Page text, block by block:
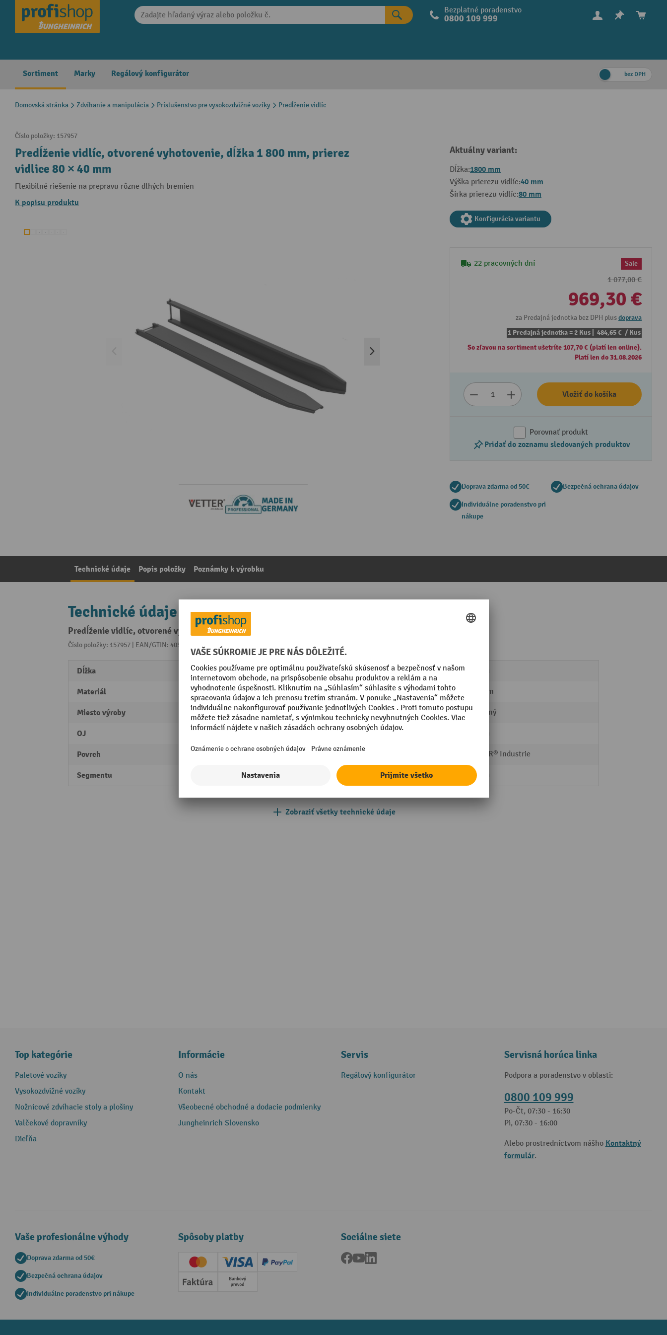
Skip to main navigation Bezplatné poradenstvo
0800 109 999
Sortiment Marky Regálový konfigurátor bez DPH
Domovská stránka Zdvíhanie a manipulácia Príslušenstvo pre vysokozdvižné vozíky Predĺženie vidlíc
Číslo položky: 157957
Predĺženie vidlíc, otvorené vyhotovenie, dĺžka 1 800 mm, prierez
vidlice 80 × 40 mm
Flexibilné riešenie na prepravu rôzne dlhých bremien
K popisu produktu
Aktuálny variant:
Dĺžka:1800 mm
Výška prierezu vidlíc:40 mm
Šírka prierezu vidlíc:80 mm
Konfigurácia variantu
22 pracovných dní Sale
1 077,00 €
969,30 €
za Predajná jednotka bez DPH plusdoprava
1 Predajná jednotka = 2 Kus | 484,65 € / Kus
So zľavou na sortiment ušetríte 107,70 € (platí len online).
Platí len do 31.08.2026
Vložiť do košíka
Porovnať produkt
Pridať do zoznamu sledovaných produktov
Doprava zdarma od 50€ Bezpečná ochrana údajov
Individuálne poradenstvo pri
nákupe
Technické údaje Popis položky Poznámky k výrobku
Technické údaje
Predĺženie vidlíc, otvorené vyhotovenie, dĺžka 1 800 mm, prierez vidlice 80 × 40 mm
Číslo položky: 157957 | EAN/GTIN: 4055531000179 Z kategórie: Predĺženie vidlíc
Dĺžka 1800 mm
Materiál Oceľ
Miesto výroby Made in Germany
OJ 2 Stk
Povrch natretá základnou farbou
Segmentu Professional
Vonkajší rozmer – výška 46 mm
Vonkajší rozmer – šírka 120 mm
Vyhotovenie otvorený
Výška prierezu vidlíc 40 mm
VETTER® Industrie
Šírka prierezu vidlíc 80 mm
Zobraziť všetky technické údaje
Top kategórie
Paletové vozíky
Vysokozdvižné vozíky
Nožnicové zdvíhacie stoly a plošiny
Valčekové dopravníky
Dieľňa
Informácie
O nás
Kontakt
Všeobecné obchodné a dodacie podmienky
Jungheinrich Slovensko
Servis
Regálový konfigurátor
Servisná horúca linka
Podpora a poradenstvo v oblasti:
0800 109 999
Po-Čt, 07:30 - 16:30
Pi, 07:30 - 16:00
Alebo prostredníctvom nášho Kontaktný
formulár.
Vaše profesionálne výhody
Doprava zdarma od 50€
Bezpečná ochrana údajov
Individuálne poradenstvo pri nákupe
Spôsoby platby
Creditcard (Master)Creditcard (Visa)
PayPal
Faktúra Predplatba
Sociálne siete
Facebook
YouTube